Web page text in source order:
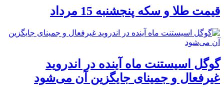
قیمت طلا و سکه پنجشنبه 15 مرداد
گوگل اسیستنت ماه آینده در اندروید
غیرفعال و جمینای جایگزین آن می‌شود